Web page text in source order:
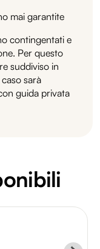
mai garantite
contingentati e
Per questo
suddiviso in
sarà
guida privata